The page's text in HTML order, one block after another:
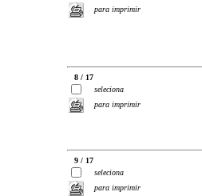
para imprimir
8 / 17
seleciona
para imprimir
9 / 17
seleciona
para imprimir